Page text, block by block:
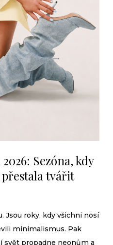
Sezóna, kdy
přestala tvářit
Jsou roky, kdy všichni nosí
minimalismus. Pak
svět propadne neonům a